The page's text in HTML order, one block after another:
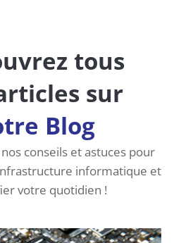
tous
sur
Blog
conseils et astuces pour
informatique et
votre quotidien !